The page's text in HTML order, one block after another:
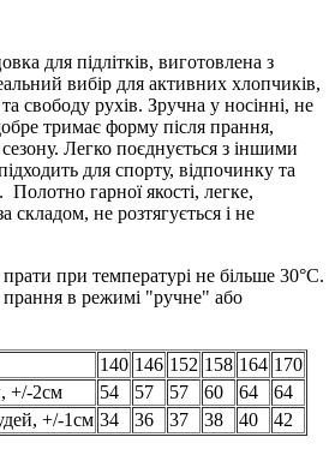
для підлітків, виготовлена з
вибір для активних хлопчиків,
свободу рухів. Зручна у носінні, не
тримає форму після прання,
сезону. Легко поєднується з іншими
для спорту, відпочинку та
Полотно гарної якості, легке,
складом, не розтягується і не
прати при температурі не більше 30°C.
в режимі "ручне" або
140 146 152 158 164 170
+/-2см
54 57 57 60 64
64
+/-1см 34 36 37 38 40 42